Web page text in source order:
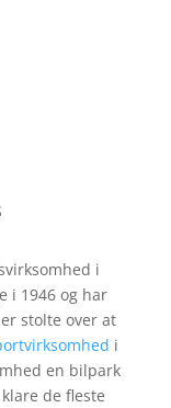
i
i 1946 og har
stolte over at
i
en bilpark
de fleste